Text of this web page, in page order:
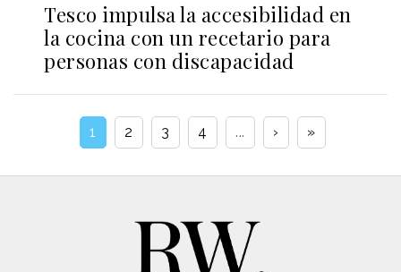
Tesco impulsa la accesibilidad en
la cocina con un recetario para
personas con discapacidad
1 2 3 4 ... › »